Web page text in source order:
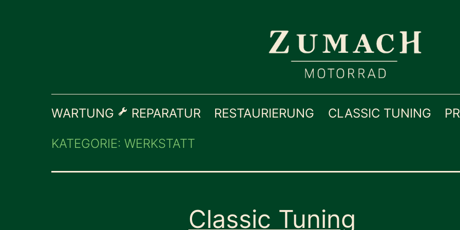
WARTUNG REPARATUR RESTAURIERUNG CLASSIC TUNING
KATEGORIE: WERKSTATT
Classic Tuning